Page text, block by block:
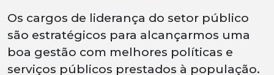
Os cargos de liderança do setor público
são estratégicos para alcançarmos uma
boa gestão com melhores políticas e
serviços públicos prestados à população.